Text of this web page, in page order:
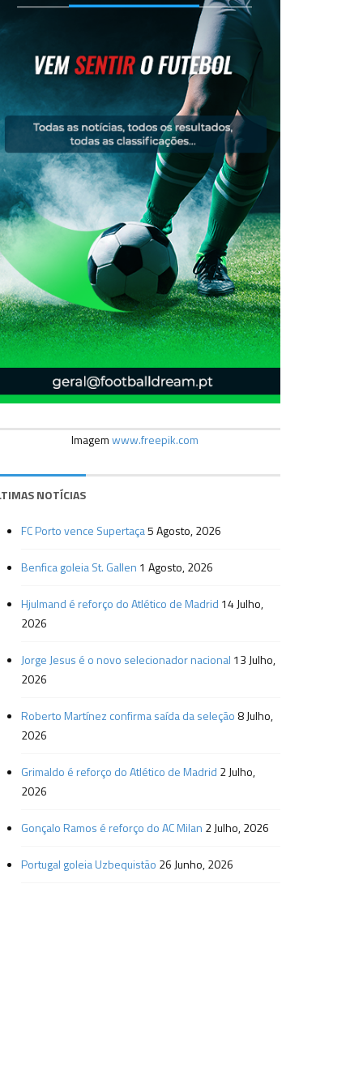
Imagemwww.freepik.com
NOTÍCIAS
FC Porto vence Supertaça5 Agosto, 2026
Benfica goleia St. Gallen 1 Agosto, 2026
Hjulmand é reforço do Atlético de Madrid 14 Julho,
2026
Jorge Jesus é o novo selecionador nacional 13 Julho,
2026
Roberto Martínez confirma saída da seleção 8 Julho,
2026
Grimaldo é reforço do Atlético de Madrid 2 Julho,
2026
Gonçalo Ramos é reforço do AC Milan 2 Julho, 2026
Portugal goleia Uzbequistão 26 Junho, 2026